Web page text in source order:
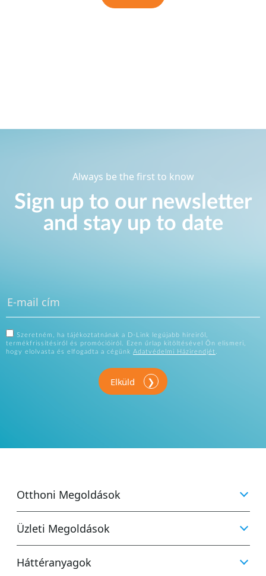
Always be the first to know
Sign up to our newsletter
and stay up to date
Szeretném, ha tájékoztatnának a D-Link legújabb híreiről,
termékfrissítésiről és promócióiról. Ezen űrlap kitöltésével Ön elismeri,
hogy elolvasta és elfogadta a cégünk Adatvédelmi Házirendjét
Elküld
Otthoni Megoldások
Üzleti Megoldások
Háttéranyagok